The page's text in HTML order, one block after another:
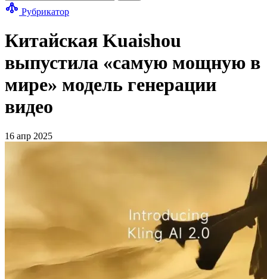
Рубрикатор
Китайская Kuaishou
выпустила «самую мощную в
мире» модель генерации
видео
16 апр 2025